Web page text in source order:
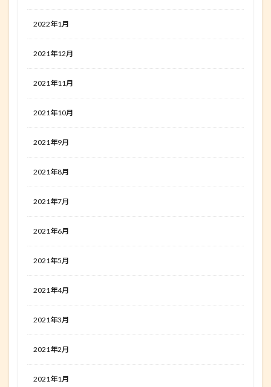
2022年1月
2021年12月
2021年11月
2021年10月
2021年9月
2021年8月
2021年7月
2021年6月
2021年5月
2021年4月
2021年3月
2021年2月
2021年1月